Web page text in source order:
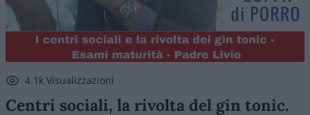
4.1k Visualizzazioni
Centri sociali, la rivolta del gin tonic.